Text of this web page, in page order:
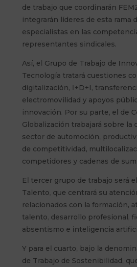
de trabajo que coordinarán
integrarán líderes de esta rama
especialistas en las
representantes sindicales.
Así, el Grupo de Trabajo de
Tecnología tratará cuestiones
digitalización, I+D+I,
electromovilidad y apoyos
innovación. Por su parte, el de
Globalización trabajará sobre la
sector de automoción,
de competitividad,
competidores y cadenas de
El tercer grupo de trabajo será
Talento, que centrará su
relacionados con la formación,
talento, desarrollo profesional,
absentismo e inteligencia
Y para el cuarto, bajo la
de Trabajo de Sostenibilidad,